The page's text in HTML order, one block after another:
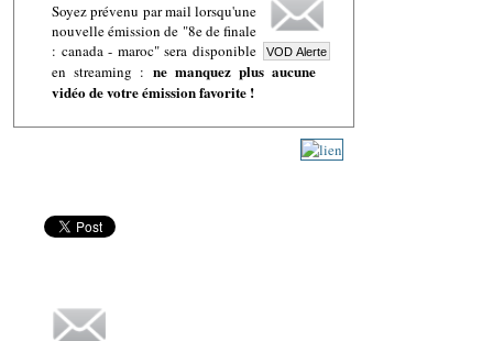
Soyez prévenu par mail lorsqu'une
nouvelle émission de "8e de finale
: canada - maroc" sera disponible
en streaming : ne manquez plus aucune
vidéo de votre émission favorite !